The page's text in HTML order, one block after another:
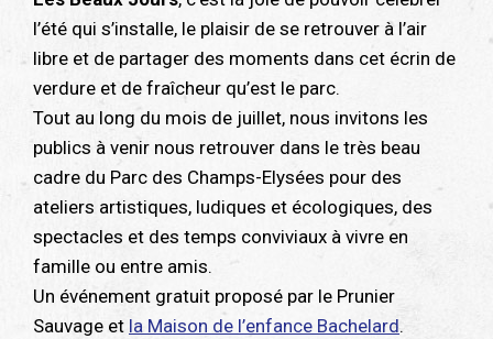
l’été qui s’installe, le plaisir de se retrouver à l’air
libre et de partager des moments dans cet écrin de
verdure et de fraîcheur qu’est le parc.
Tout au long du mois de juillet, nous invitons les
publics à venir nous retrouver dans le très beau
cadre du Parc des Champs-Elysées pour des
ateliers artistiques, ludiques et écologiques, des
spectacles et des temps conviviaux à vivre en
famille ou entre amis.
Un événement gratuit proposé par le Prunier
Sauvage et la Maison de l’enfance Bachelard.